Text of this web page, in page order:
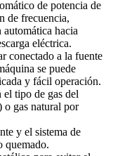
de potencia de
de frecuencia,
hacia
eléctrica.
conectado a la fuente
se puede
y fácil operación.
el tipo de gas del
o gas natural por
y el sistema de
quemado.